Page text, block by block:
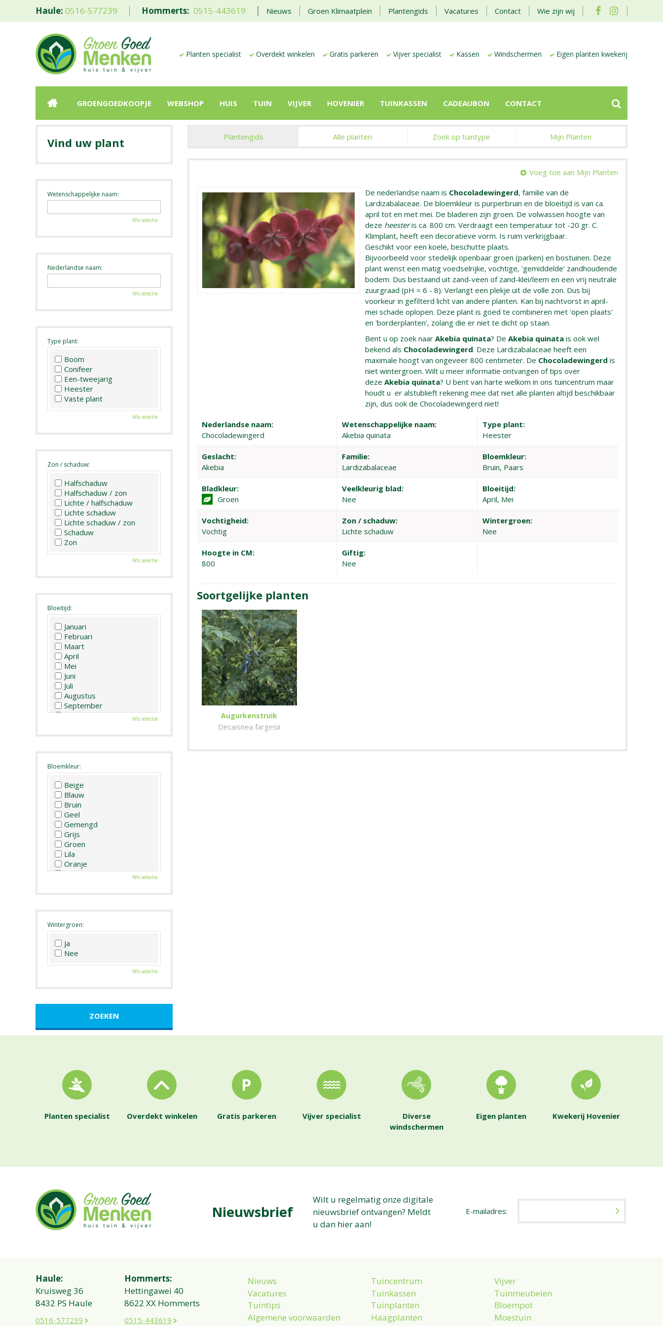
Haule: 0516-577239 Hommerts: 0515-443619 Nieuws Groen Klimaatplein Plantengids Vacatures Contact Wie zijn wij
Planten specialist Overdekt winkelen Gratis parkeren Vijver specialist Kassen Windschermen Eigen planten kwekerij
GROENGOEDKOOPJE WEBSHOP HUIS TUIN VIJVER HOVENIER TUINKASSEN CADEAUBON CONTACT
Plantengids Alle planten Zoek op tuintype Mijn Planten
Voeg toe aan Mijn Planten
De nederlandse naam is Chocoladewingerd, familie van de
Lardizabalaceae. De bloemkleur is purperbruin en de bloeitijd is van ca.
april tot en met mei. De bladeren zijn groen. De volwassen hoogte van
deze heesteris ca. 800 cm. Verdraagt een temperatuur tot -20 gr. C.
Klimplant, heeft een decoratieve vorm. Is ruim verkrijgbaar.
Geschikt voor een koele, beschutte plaats.
Bijvoorbeeld voor stedelijk openbaar groen (parken) en bostuinen. Deze
plant wenst een matig voedselrijke, vochtige, 'gemiddelde' zandhoudende
bodem. Dus bestaand uit zand-veen of zand-klei/leem en een vrij neutrale
zuurgraad (pH = 6 - 8). Verlangt een plekje uit de volle zon. Dus bij
voorkeur in gefilterd licht van andere planten. Kan bij nachtvorst in april-
mei schade oplopen. Deze plant is goed te combineren met 'open plaats'
en 'borderplanten', zolang die er niet te dicht op staan.
Bent u op zoek naarAkebia quinata? DeAkebia quinata is ook wel
bekend als Chocoladewingerd. Deze Lardizabalaceae heeft een
maximale hoogt van ongeveer 800 centimeter. De Chocoladewingerdis
niet wintergroen. Wilt u meer informatie ontvangen of tips over
dezeAkebia quinata? U bent van harte welkom in ons tuincentrum maar
houdt u er alstublieft rekening mee dat niet alle planten altijd beschikbaar
zijn, dus ook de Chocoladewingerd niet!
Nederlandse naam:
Chocoladewingerd
Wetenschappelijke naam:
Akebia quinata
Type plant:
Heester
Geslacht:
Akebia
Familie:
Lardizabalaceae
Bloemkleur:
Bruin, Paars
Bladkleur:
Groen
Veelkleurig blad:
Nee
Bloeitijd:
April, Mei
Vochtigheid:
Vochtig
Zon / schaduw:
Lichte schaduw
Wintergroen:
Nee
Hoogte in CM:
800
Giftig:
Nee
Soortgelijke planten
Augurkenstruik
Decaisnea fargesii
Vind uw plant
Wetenschappelijke naam:
Wis selectie
Nederlandse naam:
Wis selectie
Type plant:
Boom
Conifeer
Een-tweejarig
Heester
Vaste plant
Wis selectie
Zon / schaduw:
Halfschaduw
Halfschaduw / zon
Lichte / halfschaduw
Lichte schaduw
Lichte schaduw / zon
Schaduw
Zon
Wis selectie
Bloeitijd:
Januari
Februari
Maart
April
Mei
Juni
Juli
Augustus
September
Oktober
Wis selectie
Bloemkleur:
Beige
Blauw
Bruin
Geel
Gemengd
Grijs
Groen
Lila
Oranje
Paars
Wis selectie
Wintergroen:
Ja
Nee
Wis selectie
Planten specialist Overdekt winkelen Gratis parkeren Vijver specialist
Diverse
windschermen
Eigen planten Kwekerij Hovenier
Nieuwsbrief
Wilt u regelmatig onze digitale
nieuwsbrief ontvangen? Meldt
u dan hier aan!
E-mailadres:
Haule:
Kruisweg 36
8432 PS Haule
0516-577239
Hommerts:
Hettingawei 40
8622 XX Hommerts
0515-443619
Nieuws
Vacatures
Tuintips
Algemene voorwaarden
Tuincentrum
Tuinkassen
Tuinplanten
Haagplanten
Vijver
Tuinmeubelen
Bloempot
Moestuin